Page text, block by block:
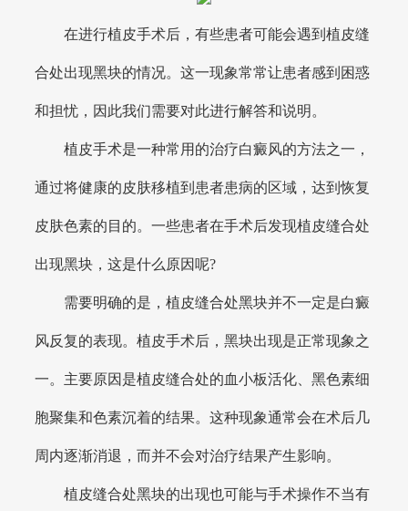
在进行植皮手术后，有些患者可能会遇到植皮缝
合处出现黑块的情况。这一现象常常让患者感到困惑
和担忧，因此我们需要对此进行解答和说明。
植皮手术是一种常用的治疗白癜风的方法之一，
通过将健康的皮肤移植到患者患病的区域，达到恢复
皮肤色素的目的。一些患者在手术后发现植皮缝合处
出现黑块，这是什么原因呢?
需要明确的是，植皮缝合处黑块并不一定是白癜
风反复的表现。植皮手术后，黑块出现是正常现象之
一。主要原因是植皮缝合处的血小板活化、黑色素细
胞聚集和色素沉着的结果。这种现象通常会在术后几
周内逐渐消退，而并不会对治疗结果产生影响。
植皮缝合处黑块的出现也可能与手术操作不当有